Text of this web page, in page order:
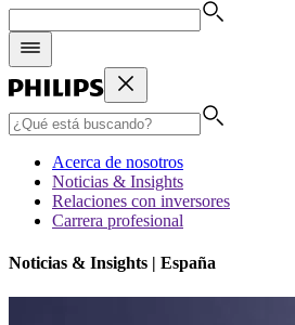
Acerca de nosotros
Noticias & Insights
Relaciones con inversores
Carrera profesional
Noticias & Insights | España